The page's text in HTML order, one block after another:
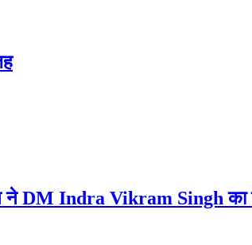
ने DM Indra Vikram Singh का